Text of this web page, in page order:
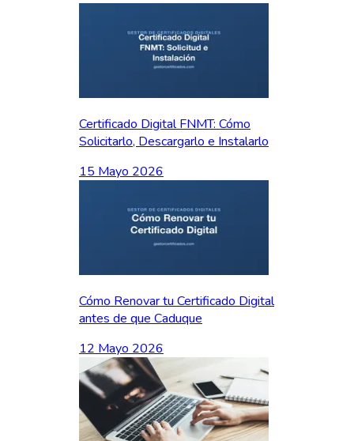
Certificado Digital FNMT: Cómo
Solicitarlo, Descargarlo e Instalarlo
15 Mayo 2026
Cómo Renovar tu Certificado Digital
antes de que Caduque
12 Mayo 2026